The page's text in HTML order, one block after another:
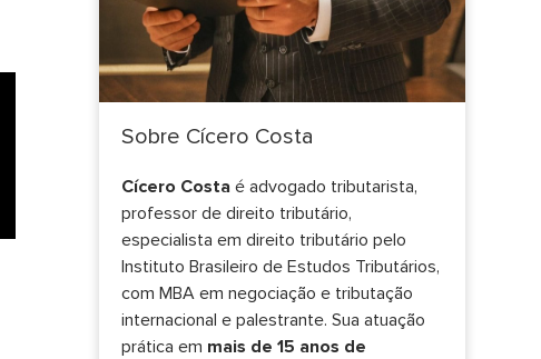
Sobre Cícero Costa
Cícero Costa é advogado tributarista,
professor de direito tributário,
especialista em direito tributário pelo
Instituto Brasileiro de Estudos Tributários,
com MBA em negociação e tributação
internacional e palestrante. Sua atuação
prática em mais de 15 anos de